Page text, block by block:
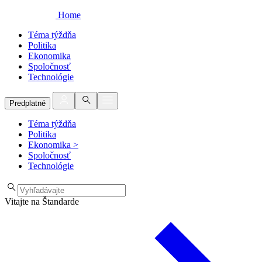
Home
Téma týždňa
Politika
Ekonomika
Spoločnosť
Technológie
Predplatné
Téma týždňa
Politika
Ekonomika >
Spoločnosť
Technológie
Vitajte na Štandarde